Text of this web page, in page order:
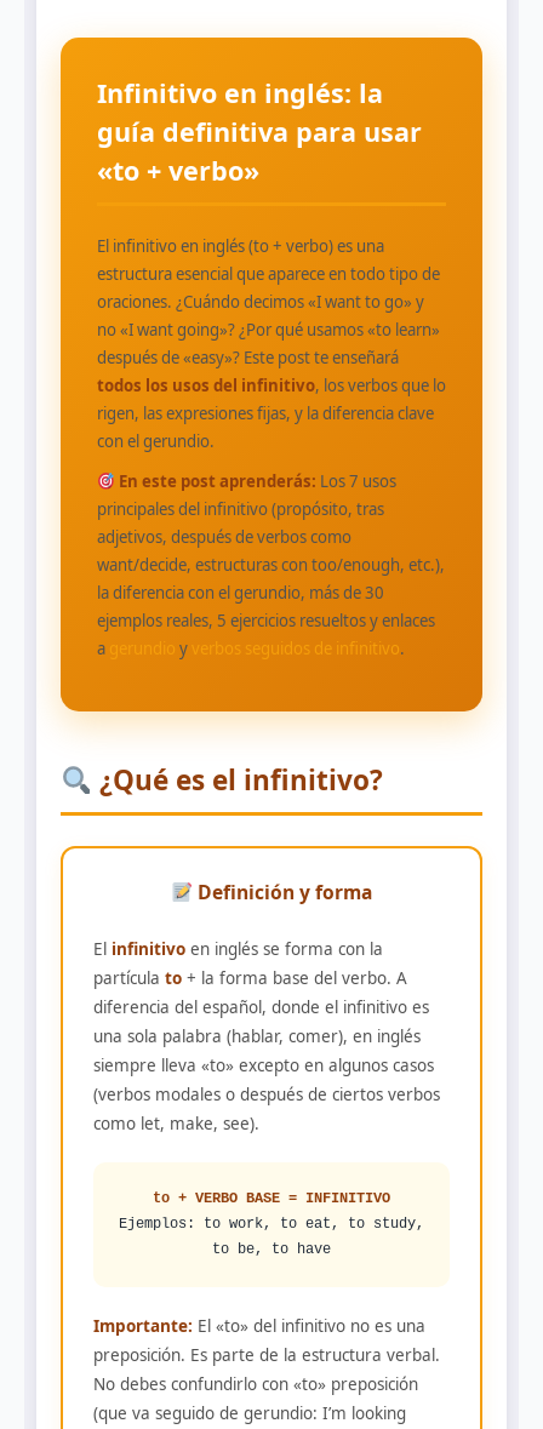
Infinitivo en inglés: la
guía definitiva para usar
«to + verbo»
El infinitivo en inglés (to + verbo) es una
estructura esencial que aparece en todo tipo de
oraciones. ¿Cuándo decimos «I want to go» y
no «I want going»? ¿Por qué usamos «to learn»
después de «easy»? Este post te enseñará
todos los usos del infinitivo, los verbos que lo
rigen, las expresiones fijas, y la diferencia clave
con el gerundio.
En este post aprenderás: Los 7 usos
principales del infinitivo (propósito, tras
adjetivos, después de verbos como
want/decide, estructuras con too/enough, etc.),
la diferencia con el gerundio, más de 30
ejemplos reales, 5 ejercicios resueltos y enlaces
a gerundio y verbos seguidos de infinitivo.
¿Qué es el infinitivo?
Definición y forma
El infinitivo en inglés se forma con la
partícula to + la forma base del verbo. A
diferencia del español, donde el infinitivo es
una sola palabra (hablar, comer), en inglés
siempre lleva «to» excepto en algunos casos
(verbos modales o después de ciertos verbos
como let, make, see).
to + VERBO BASE = INFINITIVO
Ejemplos: to work, to eat, to study,
to be, to have
Importante: El «to» del infinitivo no es una
preposición. Es parte de la estructura verbal.
No debes confundirlo con «to» preposición
(que va seguido de gerundio: I’m looking